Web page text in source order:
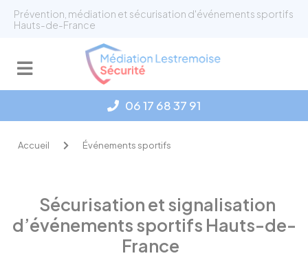
Prévention, médiation et sécurisation d'événements sportifs
Hauts-de-France
06 17 68 37 91
Accueil Événements sportifs
Sécurisation et signalisation
d’événements sportifs Hauts-de-
France
Panneau de gestion des cookies